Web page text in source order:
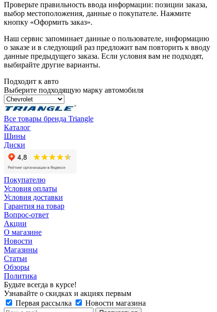
Проверьте правильность ввода информации: позиции заказа,
выбор местоположения, данные о покупателе. Нажмите
кнопку «Оформить заказ».
Наш сервис запоминает данные о пользователе, информацию
о заказе и в следующий раз предложит вам повторить к вводу
данные предыдущего заказа. Если условия вам не подходят,
выбирайте другие варианты.
Подходит к авто
Выберите подходящую марку автомобиля
Все товары бренда Triangle
Каталог
Шины
Диски
Покупателю
Условия оплаты
Условия доставки
Гарантия на товар
Вопрос-ответ
Акции
О магазине
Новости
Магазины
Статьи
Обзоры
Политика
Будьте всегда в курсе!
Узнавайте о скидках и акциях первым
Первая рассылка
Новости магазина